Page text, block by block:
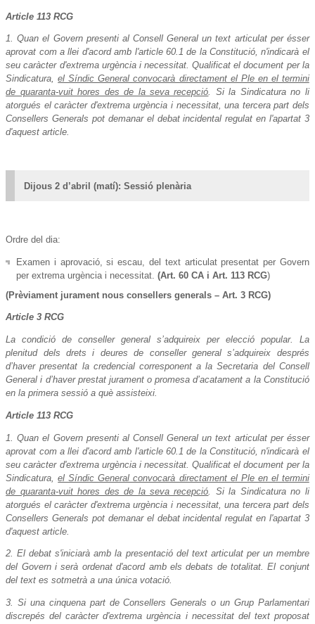
Article 113 RCG
1. Quan el Govern presenti al Consell General un text articulat per ésser
aprovat com a llei d'acord amb l'article 60.1 de la Constitució, n'indicarà el
seu caràcter d'extrema urgència i necessitat. Qualificat el document per la
Sindicatura,el Síndic General convocarà directament el Ple en el termini
de quaranta-vuit hores des de la seva recepció. Si la Sindicatura no li
atorgués el caràcter d'extrema urgència i necessitat, una tercera part dels
Consellers Generals pot demanar el debat incidental regulat en l'apartat 3
d'aquest article.
Dijous 2 d’abril (matí): Sessió plenària
Ordre del dia:
Examen i aprovació, si escau, del text articulat presentat per Govern
per extrema urgència i necessitat.(Art. 60 CA i Art. 113 RCG)
(Prèviament jurament nous consellers generals – Art. 3 RCG)
Article 3 RCG
La condició de conseller general s’adquireix per elecció popular. La
plenitud dels drets i deures de conseller general s’adquireix després
d’haver presentat la credencial corresponent a la Secretaria del Consell
General i d’haver prestat jurament o promesa d’acatament a la Constitució
en la primera sessió a què assisteixi.
Article 113 RCG
1. Quan el Govern presenti al Consell General un text articulat per ésser
aprovat com a llei d'acord amb l'article 60.1 de la Constitució, n'indicarà el
seu caràcter d'extrema urgència i necessitat. Qualificat el document per la
Sindicatura,el Síndic General convocarà directament el Ple en el termini
de quaranta-vuit hores des de la seva recepció . Si la Sindicatura no li
atorgués el caràcter d'extrema urgència i necessitat, una tercera part dels
Consellers Generals pot demanar el debat incidental regulat en l'apartat 3
d'aquest article.
2. El debat s'iniciarà amb la presentació del text articulat per un membre
del Govern i serà ordenat d'acord amb els debats de totalitat. El conjunt
del text es sotmetrà a una única votació.
3. Si una cinquena part de Consellers Generals o un Grup Parlamentari
discrepés del caràcter d'extrema urgència i necessitat del text proposat